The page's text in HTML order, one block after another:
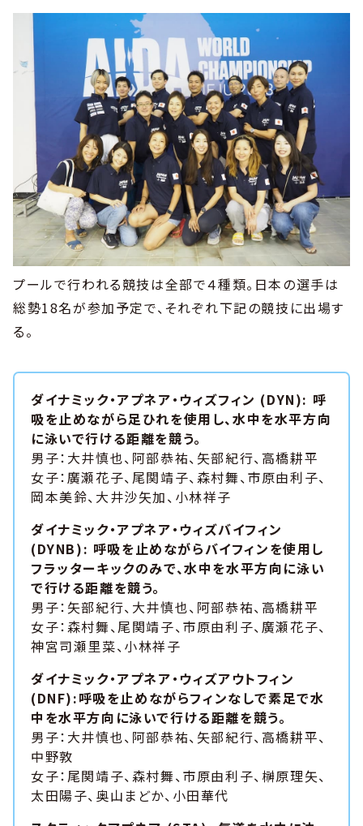
プールで行われる競技は全部で４種類。日本の選手は
総勢18名が参加予定で、それぞれ下記の競技に出場す
る。
ダイナミック・アプネア・ウィズフィン (DYN): 呼
吸を止めながら足ひれを使用し、水中を水平方向
に泳いで行ける距離を競う。
男子：大井慎也、阿部恭祐、矢部紀行、高橋耕平
女子：廣瀬花子、尾関靖子、森村舞、市原由利子、
岡本美鈴、大井沙矢加、小林祥子
ダイナミック・アプネア・ウィズバイフィン
(DYNB): 呼吸を止めながらバイフィンを使用し
フラッターキックのみで、水中を水平方向に泳い
で行ける距離を競う。
男子：矢部紀行、大井慎也、阿部恭祐、高橋耕平
女子：森村舞、尾関靖子、市原由利子、廣瀬花子、
神宮司瀬里菜、小林祥子
ダイナミック・アプネア・ウィズアウトフィン
(DNF):呼吸を止めながらフィンなしで素足で水
中を水平方向に泳いで行ける距離を競う。
男子：大井慎也、阿部恭祐、矢部紀行、高橋耕平、
中野敦
女子：尾関靖子、森村舞、市原由利子、榊原理矢、
太田陽子、奥山まどか、小田華代